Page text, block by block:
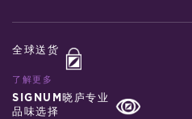
全球送货
了解更多
SIGNUM晓庐专业
品味选择